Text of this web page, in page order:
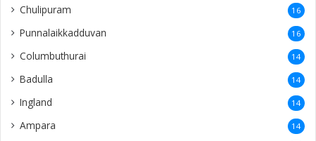
Chulipuram 16
Punnalaikkadduvan 16
Columbuthurai 14
Badulla 14
Ingland 14
Ampara 14